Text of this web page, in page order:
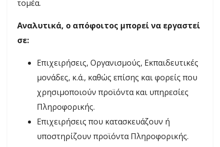
τομέα.
Αναλυτικά, ο απόφοιτος μπορεί να εργαστεί
σε:
Επιχειρήσεις, Οργανισμούς, Εκπαιδευτικές
μονάδες, κ.ά., καθώς επίσης και φορείς που
χρησιμοποιούν προϊόντα και υπηρεσίες
Πληροφορικής.
Επιχειρήσεις που κατασκευάζουν ή
υποστηρίζουν προϊόντα Πληροφορικής.